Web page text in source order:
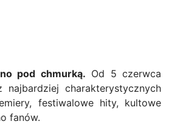
pod chmurką. Od 5 czerwca
charakterystycznych
festiwalowe hity, kultowe
fanów.